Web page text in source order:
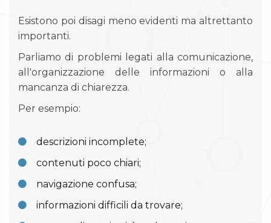
Esistono poi disagi meno evidenti ma altrettanto
importanti.
Parliamo di problemi legati alla comunicazione,
all'organizzazione delle informazioni o alla
mancanza di chiarezza.
Per esempio:
descrizioni incomplete;
contenuti poco chiari;
navigazione confusa;
informazioni difficili da trovare;